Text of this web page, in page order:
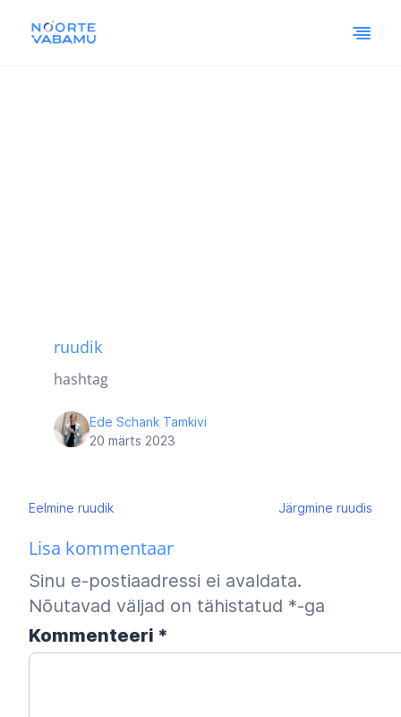
ruudik
hashtag
Ede Schank Tamkivi
20 märts 2023
Navigeerimine
Eelmine ruudik Järgmine ruudis
Lisa kommentaar
Sinu e-postiaadressi ei avaldata.
Nõutavad väljad on tähistatud *-ga
Kommenteeri *